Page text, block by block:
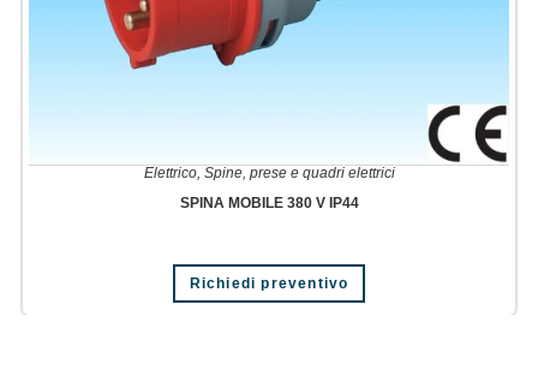
Elettrico, Spine, prese e quadri elettrici
SPINA MOBILE 380 V IP44
Richiedi preventivo